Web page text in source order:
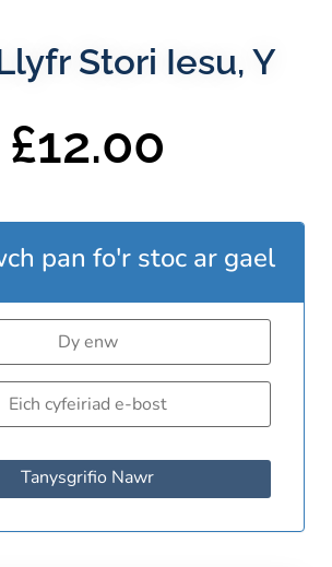
Stori Iesu, Y
£12.00
pan fo'r stoc ar gael
Tanysgrifio Nawr